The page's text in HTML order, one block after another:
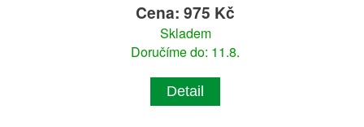
Cena: 975 Kč
Skladem
Doručíme do: 11.8.
Detail